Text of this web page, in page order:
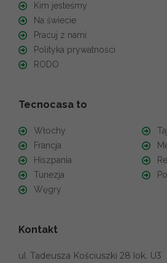
Kim jesteśmy
Na świecie
Pracuj z nami
Polityka prywatności
RODO
Tecnocasa to
Włochy
Francja
Hiszpania
Tunezja
Węgry
Kontakt
ul. Tadeusza Kościuszki 28 lok. U3